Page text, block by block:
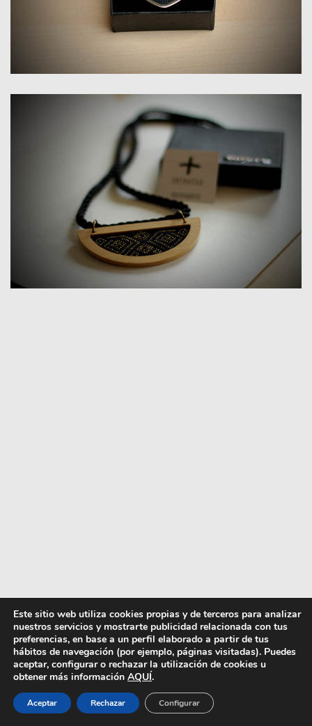
DELACRUZfromCarlos Pedrosa onVimeo.
Este sitio web utiliza cookies propias y de terceros para analizar
nuestros servicios y mostrarte publicidad relacionada con tus
preferencias, en base a un perfil elaborado a partir de tus
hábitos de navegación (por ejemplo, páginas visitadas). Puedes
aceptar, configurar o rechazar la utilización de cookies u
obtener más información AQUÍ.
Aceptar Rechazar Configurar